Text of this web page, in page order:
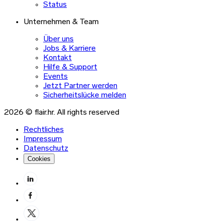
Status
Unternehmen & Team
Über uns
Jobs & Karriere
Kontakt
Hilfe & Support
Events
Jetzt Partner werden
Sicherheitslücke melden
2026 © flair.hr. All rights reserved
Rechtliches
Impressum
Datenschutz
Cookies